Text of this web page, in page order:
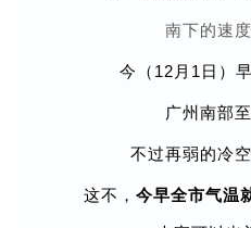
南下的速
今（12月1日）
广州南部
不过再弱的冷
这不， 今早全市气温